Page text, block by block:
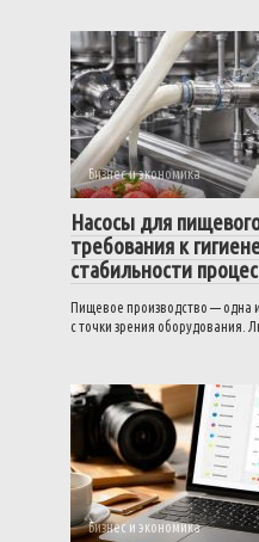
Бизнес и экономика
Насосы для
требования к
стабильности
Пищевое производство — одна
с точки зрения оборудования.
Бизнес и экономика